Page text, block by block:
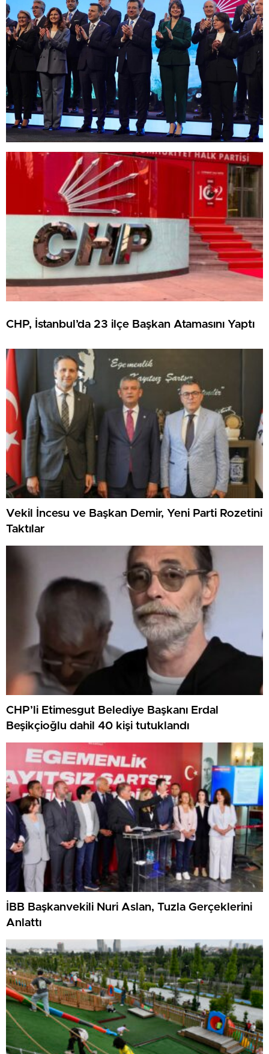
CHP, İstanbul’da 23 ilçe Başkan Atamasını Yaptı
Vekil İncesu ve Başkan Demir, Yeni Parti Rozetini
Taktılar
CHP’li Etimesgut Belediye Başkanı Erdal
Beşikçioğlu dahil 40 kişi tutuklandı
İBB Başkanvekili Nuri Aslan, Tuzla Gerçeklerini
Anlattı